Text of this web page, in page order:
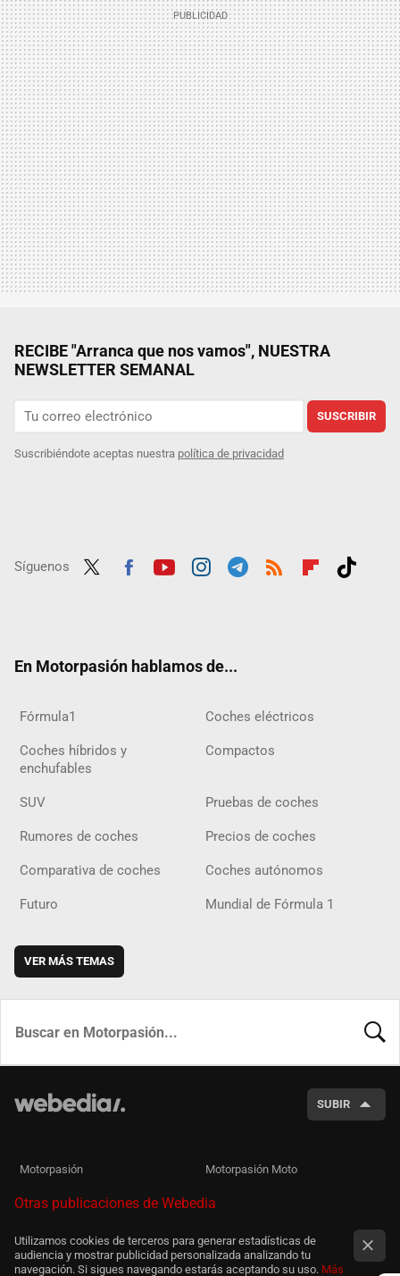
RECIBE "Arranca que nos vamos", NUESTRA
NEWSLETTER SEMANAL
SUSCRIBIR
Suscribiéndote aceptas nuestra política de privacidad
Síguenos
En Motorpasión hablamos de...
Fórmula1 Coches eléctricos
Coches híbridos y
enchufables
Compactos
SUV Pruebas de coches
Rumores de coches Precios de coches
Comparativa de coches Coches autónomos
Futuro Mundial de Fórmula 1
VER MÁS TEMAS
SUBIR
Motorpasión Motorpasión Moto
Otras publicaciones de Webedia
Utilizamos cookies de terceros para generar estadísticas de
audiencia y mostrar publicidad personalizada analizando tu
navegación. Si sigues navegando estarás aceptando su uso. Más